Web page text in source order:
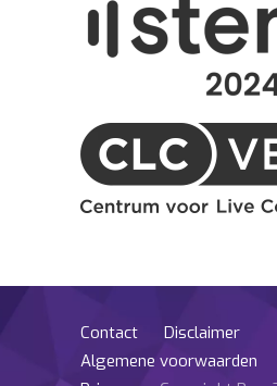
Contact
Disclaimer
Algemene voorwaarden